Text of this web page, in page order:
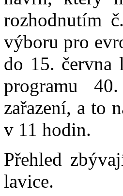
rozhodnutím
výboru pro
do 15. června
programu
zařazení, a to
v 11 hodin.
Přehled
lavice.